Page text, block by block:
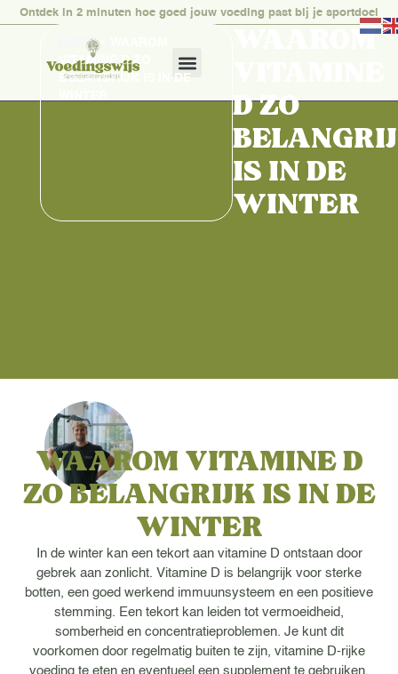
Ontdek in 2 minuten hoe goed jouw voeding past bij je sportdoel
HOME»
VITAMINE D ZO
BELANGRIJK IS IN DE
WAAROM
D ZO
IS IN DE
WINTER
WAAROM VITAMINE D
ZO BELANGRIJK IS IN DE
WINTER
In de winter kan een tekort aan vitamine D ontstaan door
gebrek aan zonlicht. Vitamine D is belangrijk voor sterke
botten, een goed werkend immuunsysteem en een positieve
stemming. Een tekort kan leiden tot vermoeidheid,
somberheid en concentratieproblemen. Je kunt dit
voorkomen door regelmatig buiten te zijn, vitamine D-rijke
voeding te eten en eventueel een supplement te gebruiken.